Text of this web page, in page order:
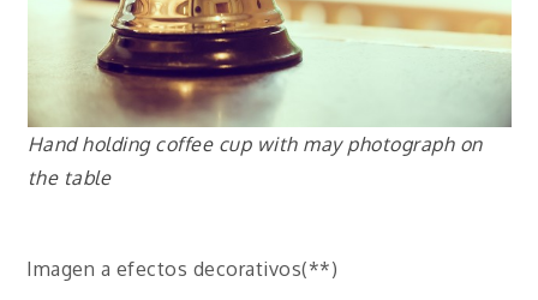
Hand holding coffee cup with may photograph on
the table
Imagen a efectos decorativos(**)